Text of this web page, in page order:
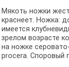
Мякоть ножки
краснеет. Ножка:
имеется
зрелом возрасте
на ножке
procera. Споровый